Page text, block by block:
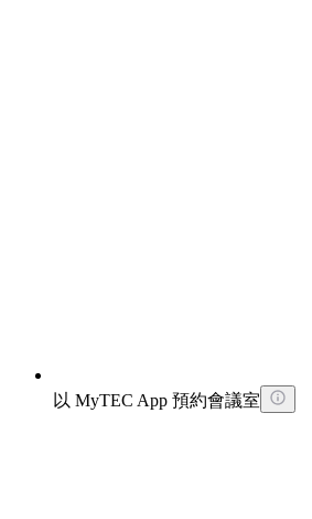
以 MyTEC App 預約會議室